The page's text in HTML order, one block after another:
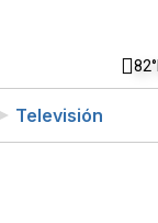
82°
Televisión